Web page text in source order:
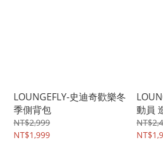
LOUNGEFLY-史迪奇歡樂冬
季側背包
NT$2,999
NT$1,999
動員